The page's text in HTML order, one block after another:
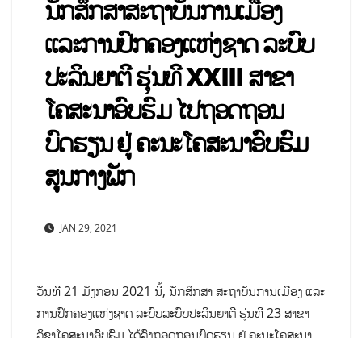
ນັກສຶກສາສະຖາບັນການເມືອງ
ແລະການປົກຄອງແຫ່ງຊາດ ລະບົບ
ປະລິນຍາຕີ ຮຸ່ນທີ XXIII ສາຂາ
ໂຄສະນາອົບຮົມ ໄປຖອດຖອນ
ບົດຮຽນ ຢູ່ ຄະນະໂຄສະນາອົບຮົມ
ສູນກາງພັກ
JAN 29, 2021
ວັນທີ 21 ມັງກອນ 2021 ນີ້, ນັກສຶກສາ ສະຖາບັນການເມືອງ ແລະ
ການປົກຄອງແຫ່ງຊາດ ລະບົບລະບົບປະລິນຍາຕີ ຮຸ່ນທີ 23 ສາຂາ